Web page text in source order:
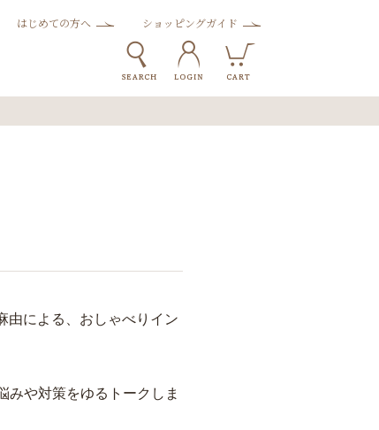
はじめての方へ ショッピングガイド
由による、おしゃべりイン
みや対策をゆるトークしま